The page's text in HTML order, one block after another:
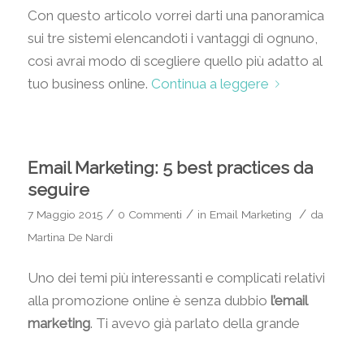
Con questo articolo vorrei darti una panoramica
sui tre sistemi elencandoti i vantaggi di ognuno,
così avrai modo di scegliere quello più adatto al
tuo business online. Continua a leggere
Email Marketing: 5 best practices da
seguire
7 Maggio 2015 / 0 Commenti / in Email Marketing / da
Martina De Nardi
Uno dei temi più interessanti e complicati relativi
alla promozione online è senza dubbio l’email
marketing. Ti avevo già parlato della grande